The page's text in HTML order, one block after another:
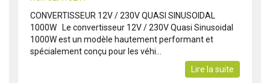
CONVERTISSEUR 12V / 230V QUASI SINUSOIDAL
1000W Le convertisseur 12V / 230V Quasi Sinusoidal
1000W est un modèle hautement performant et
spécialement conçu pour les véhi...
Lire la suite